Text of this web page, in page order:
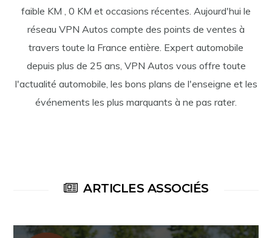
faible KM , 0 KM et occasions récentes. Aujourd'hui le
réseau VPN Autos compte des points de ventes à
travers toute la France entière. Expert automobile
depuis plus de 25 ans, VPN Autos vous offre toute
l'actualité automobile, les bons plans de l'enseigne et les
événements les plus marquants à ne pas rater.
ARTICLES ASSOCIÉS